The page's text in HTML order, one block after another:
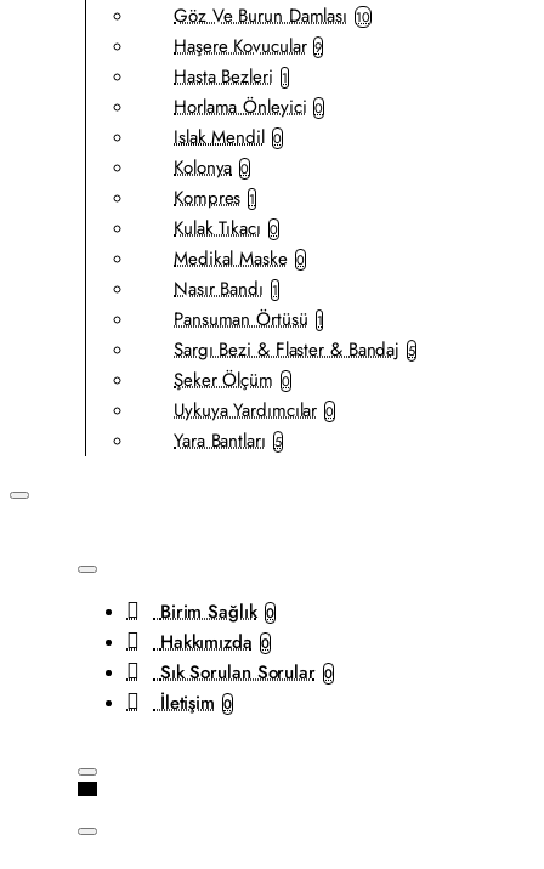
Göz Ve Burun Damlası 10
Haşere Kovucular 9
Hasta Bezleri 1
Horlama Önleyici 0
Islak Mendil 0
Kolonya 0
Kompres 1
Kulak Tıkacı 0
Medikal Maske 0
Nasır Bandı 1
Pansuman Örtüsü 1
Sargı Bezi & Flaster & Bandaj 5
Şeker Ölçüm 0
Uykuya Yardımcılar 0
Yara Bantları 5
Birim Sağlık 0
Hakkımızda 0
Sık Sorulan Sorular 0
İletişim 0